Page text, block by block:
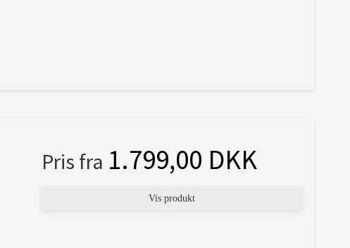
Pris fra 1.799,00 DKK
Vis produkt